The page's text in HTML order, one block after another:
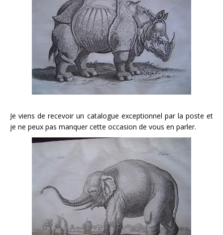
Je viens de recevoir un catalogue exceptionnel par la poste et
je ne peux pas manquer cette occasion de vous en parler.